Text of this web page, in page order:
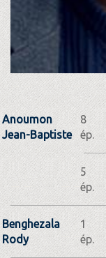
Anoumon
Jean-Baptiste
8
ép.
5
ép.
Benghezala
Rody
1
ép.